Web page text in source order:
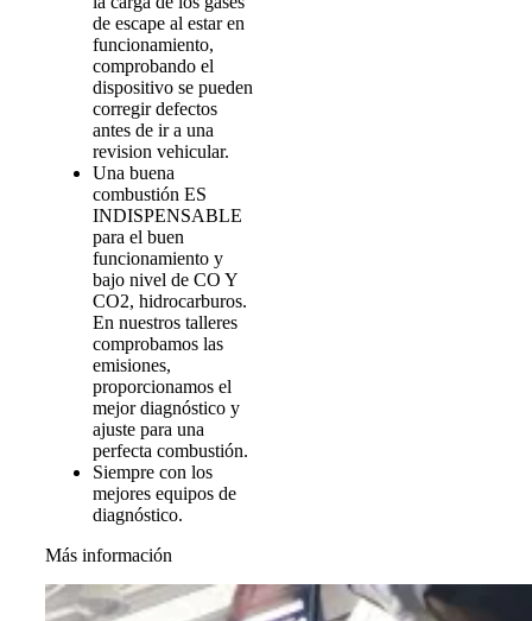
de escape al estar en
funcionamiento,
comprobando el
dispositivo se pueden
corregir defectos
antes de ir a una
revision vehicular.
Una buena
combustión ES
INDISPENSABLE
para el buen
funcionamiento y
bajo nivel de CO Y
CO2, hidrocarburos.
En nuestros talleres
comprobamos las
emisiones,
proporcionamos el
mejor diagnóstico y
ajuste para una
perfecta combustión.
Siempre con los
mejores equipos de
diagnóstico.
Más información